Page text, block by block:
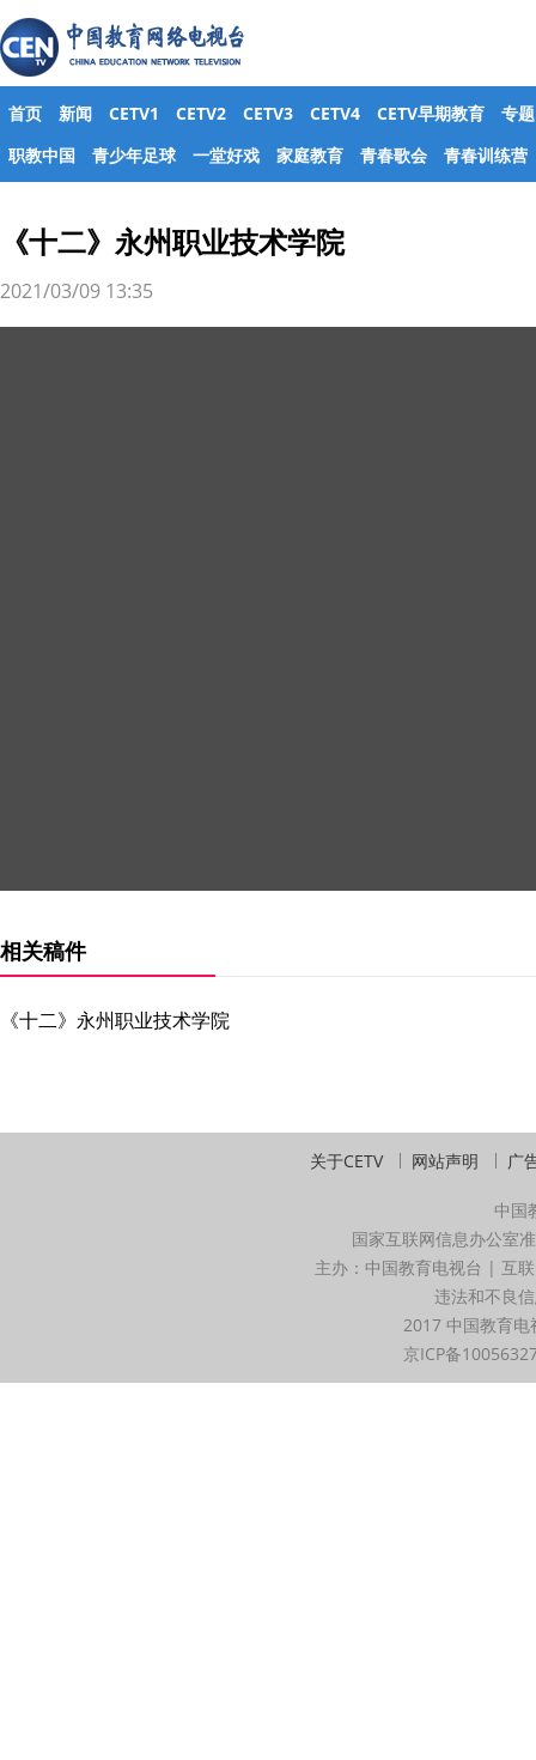
首页 新闻 CETV1 CETV2 CETV3 CETV4 CETV早期教育
专题
职教中国
青少年足球 一堂好戏 家庭教育 青春歌会 青春训练营
《十二》永州职业技术学院
2021/03/09 13:35
相关稿件
《十二》永州职业技术学院
关于CETV 网站声明 广
中国
国家互联网信息办公室
主办：中国教育电视台 | 互
违法和不良
2017 中国教育
京ICP备